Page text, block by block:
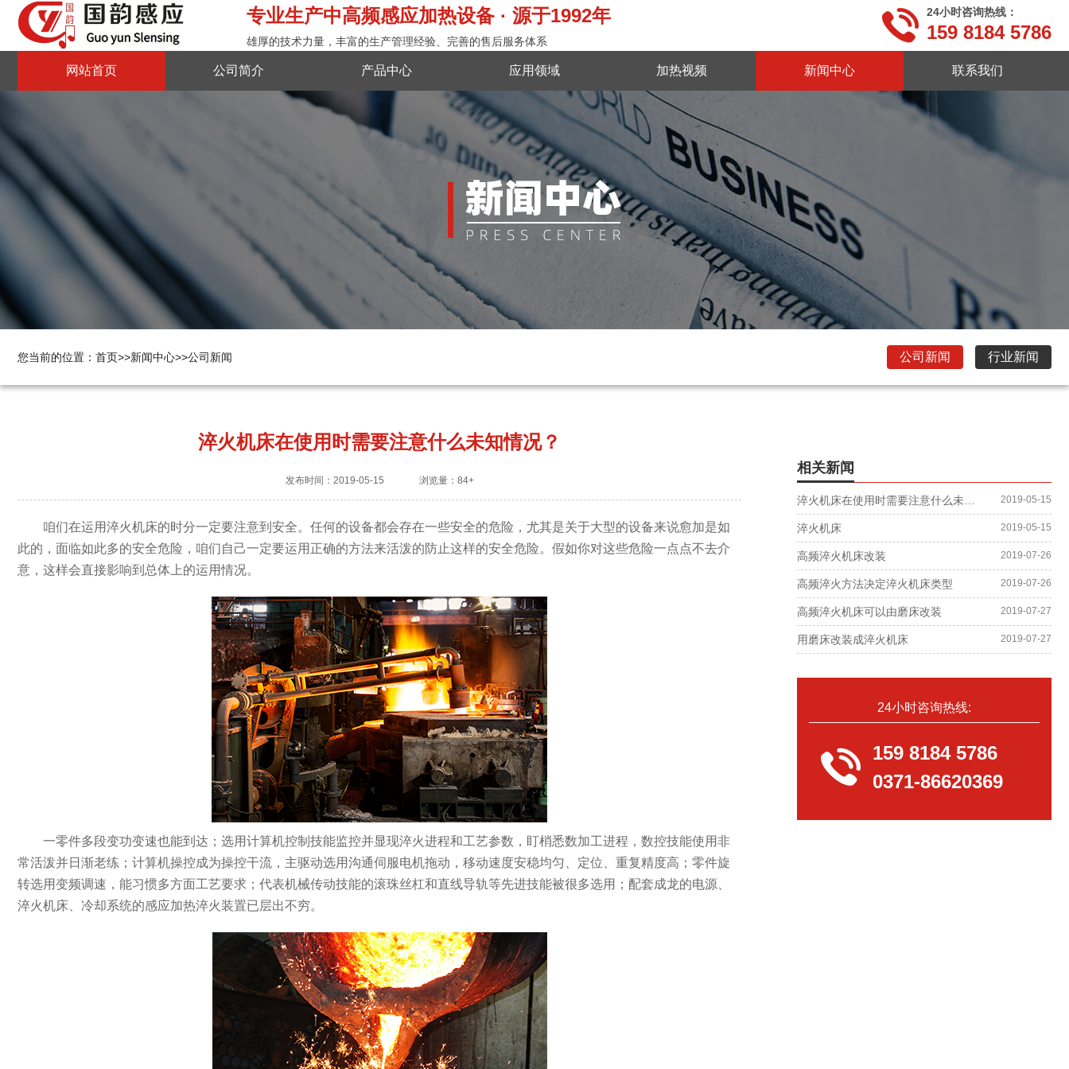
专业生产中高频感应加热设备 · 源于1992年
雄厚的技术力量，丰富的生产管理经验、完善的售后服务体系  24小时咨询热线：
159 8184 5786
网站首页 公司简介 产品中心 应用领域 加热视频 新闻中心 联系我们
您当前的位置： 首页>>新闻中心>>公司新闻 公司新闻 行业新闻
淬火机床在使用时需要注意什么未知情况？
发布时间：2019-05-15 浏览量：84+
咱们在运用淬火机床的时分一定要注意到安全。任何的设备都会存在一些安全的危险，尤其是关于大型的设备来说愈加是如
此的，面临如此多的安全危险，咱们自己一定要运用正确的方法来活泼的防止这样的安全危险。假如你对这些危险一点点不去介
意，这样会直接影响到总体上的运用情况。
一零件多段变功变速也能到达；选用计算机控制技能监控并显现淬火进程和工艺参数，盯梢悉数加工进程，数控技能使用非
常活泼并日渐老练；计算机操控成为操控干流，主驱动选用沟通伺服电机拖动，移动速度安稳均匀、定位、重复精度高；零件旋
转选用变频调速，能习惯多方面工艺要求；代表机械传动技能的滚珠丝杠和直线导轨等先进技能被很多选用；配套成龙的电源、
淬火机床、冷却系统的感应加热淬火装置已层出不穷。
相关新闻
2019-05-15
淬火机床 2019-05-15
高频淬火机床改装 2019-07-26
高频淬火方法决定淬火机床类型 2019-07-26
高频淬火机床可以由磨床改装 2019-07-27
用磨床改装成淬火机床 2019-07-27
24小时咨询热线:
 159 8184 5786
0371-86620369